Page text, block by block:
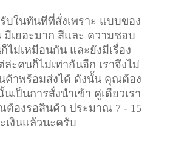
บในทันทีที่สั่งเพราะ แบบของ
มีเยอะมาก สีและ ความชอบ
ไม่เหมือนกัน และยังมีเรื่อง
ล่ะคนก็ไม่เท่ากันอีก เราจึงไม่
ค้าพร้อมส่งได้ ดังนั้น คุณต้อง
เป็นการสั่งนำเข้า คู่เดียวเรา
องรอสินค้า ประมาณ 7 - 15
เงินแล้วนะครับ